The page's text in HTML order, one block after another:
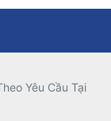
Yêu Cầu Tại